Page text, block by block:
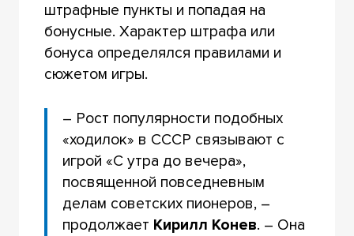
штрафные пункты и попадая на
бонусные. Характер штрафа или
бонуса определялся правилами и
сюжетом игры.
– Рост популярности подобных
«ходилок» в СССР связывают с
игрой «С утра до вечера»,
посвященной повседневным
делам советских пионеров, –
продолжает Кирилл Конев. – Она